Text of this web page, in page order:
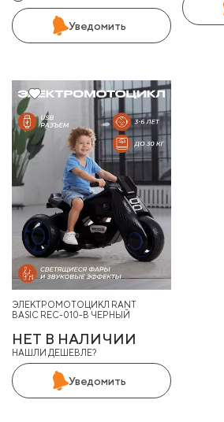
Уведомить
25%
ЭЛЕКТРОМОТОЦИКЛ RANT
BASIC REC-010-B ЧЕРНЫЙ
НЕТ В НАЛИЧИИ
НАШЛИ ДЕШЕВЛЕ?
Уведомить